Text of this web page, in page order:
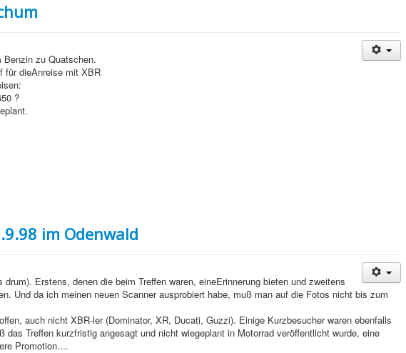
Benzin zu Quatschen.
für dieAnreise mit XBR
?
im Odenwald
Erstens, denen die beim Treffen waren, eineErinnerung bieten und zweitens
Und da ich meinen neuen Scanner ausprobiert habe, muß man auf die Fotos nicht bis zum
auch nicht XBR-ler (Dominator, XR, Ducati, Guzzi). Einige Kurzbesucher waren ebenfalls
Treffen kurzfristig angesagt und nicht wiegeplant in Motorrad veröffentlicht wurde, eine
Promotion....